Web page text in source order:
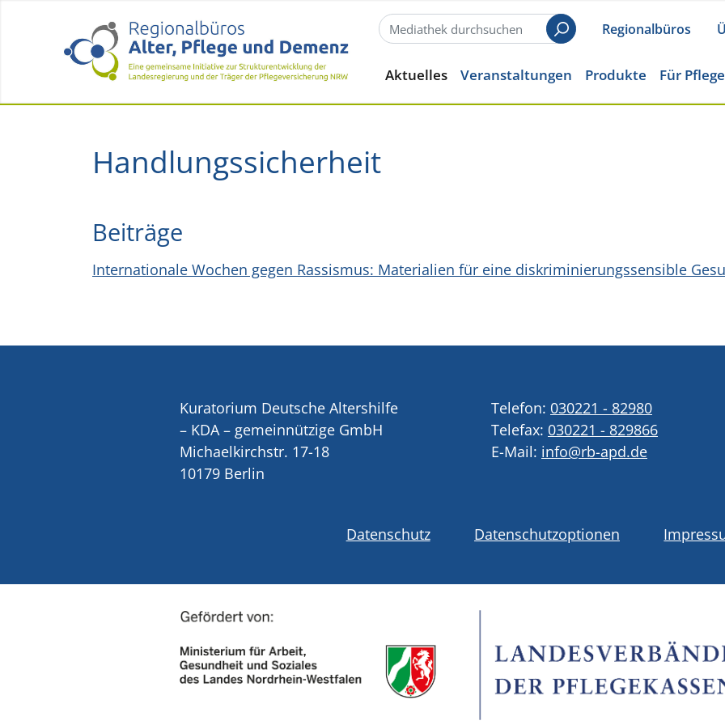
SuchenRegionalbüros
Aktuelles Veranstaltungen Produkte Für
Handlungssicherheit
Beiträge
Internationale Wochen gegen Rassismus: Materialien für eine diskriminierungssensible
Kuratorium Deutsche Altershilfe
– KDA – gemeinnützige GmbH
Michaelkirchstr. 17-18
10179 Berlin
Telefon: 030221 - 82980
Telefax: 030221 - 829866
E-Mail: info@rb-apd.de
Datenschutz Datenschutzoptionen